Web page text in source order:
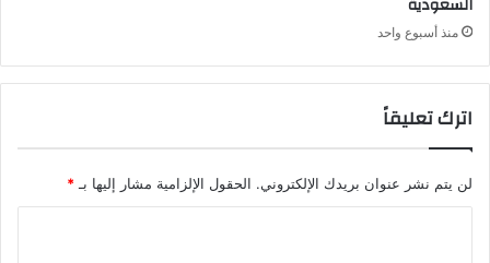
منذ أسبوع واحد
اترك تعليقاً
لن يتم نشر عنوان بريدك الإلكتروني. الحقول الإلزامية مشار إليها بـ *